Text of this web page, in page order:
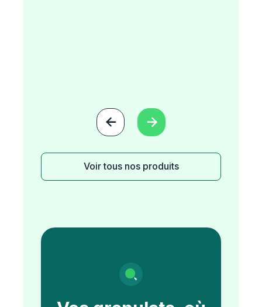
 
Voir tous nos produits